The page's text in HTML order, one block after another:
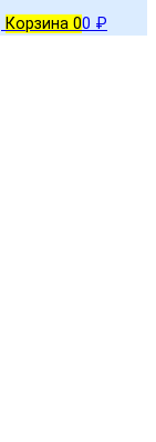
Корзина 00 ₽